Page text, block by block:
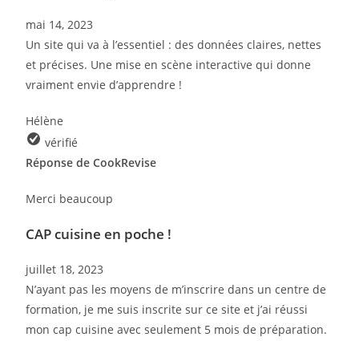
mai 14, 2023
Un site qui va à l’essentiel : des données claires, nettes
et précises. Une mise en scène interactive qui donne
vraiment envie d’apprendre !
Hélène
vérifié
Réponse de CookRevise
Merci beaucoup
CAP cuisine en poche !
juillet 18, 2023
N’ayant pas les moyens de m’inscrire dans un centre de
formation, je me suis inscrite sur ce site et j’ai réussi
mon cap cuisine avec seulement 5 mois de préparation.